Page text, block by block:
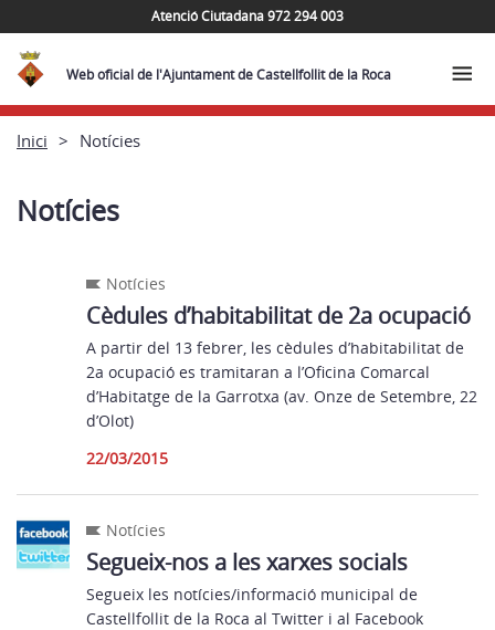
Atenció Ciutadana 972 294 003
Web oficial de l'Ajuntament de Castellfollit de la Roca
Inici Notícies
Notícies
Notícies
Cèdules d’habitabilitat de 2a ocupació
A partir del 13 febrer, les cèdules d’habitabilitat de
2a ocupació es tramitaran a l’Oficina Comarcal
d’Habitatge de la Garrotxa (av. Onze de Setembre, 22
d’Olot)
22/03/2015
Notícies
Segueix-nos a les xarxes socials
Segueix les notícies/informació municipal de
Castellfollit de la Roca al Twitter i al Facebook